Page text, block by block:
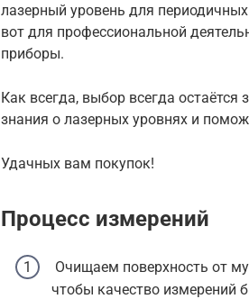
лазерный уровень для
вот для профессиональной
приборы.
Как всегда, выбор всегда
знания о лазерных уровнях и
Удачных вам покупок!
Процесс измерений
Очищаем поверхность от
чтобы качество измерений